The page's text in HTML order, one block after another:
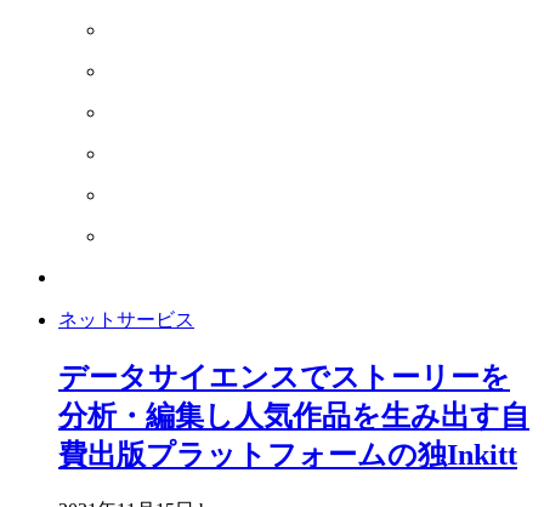
ネットサービス
データサイエンスでストーリーを
分析・編集し人気作品を生み出す自
費出版プラットフォームの独Inkitt